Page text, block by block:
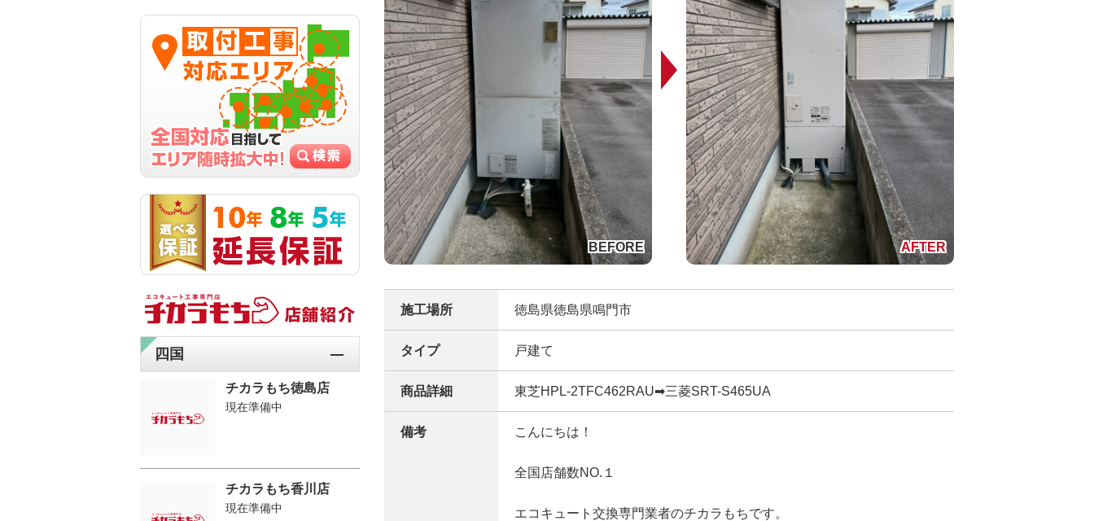
施工場所 徳島県徳島県鳴門市
タイプ 戸建て
商品詳細 東芝HPL-2TFC462RAU➡三菱SRT-S465UA
備考 こんにちは！
全国店舗数NO.１
エコキュート交換専門業者のチカラもちです。
四国
チカラもち徳島店
現在準備中
チカラもち香川店
現在準備中